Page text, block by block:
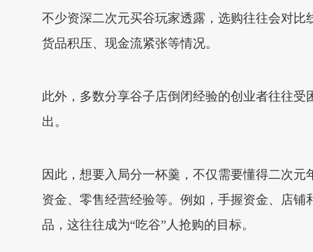
不少资深二次元买谷玩家透露，选购往往会对
货品积压、现金流紧张等情况。
此外，多数分享谷子店倒闭经验的创业者往往
出。
因此，想要入局分一杯羹，不仅需要懂得二次
资金、零售经营经验等。例如，手握资金、店
品，这往往成为“吃谷”人抢购的目标。